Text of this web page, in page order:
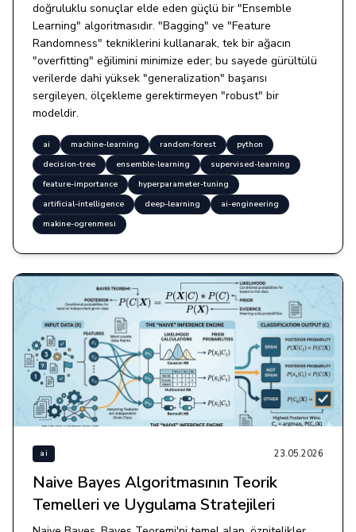
doğruluklu sonuçlar elde eden güçlü bir "Ensemble
Learning" algoritmasıdır. "Bagging" ve "Feature
Randomness" tekniklerini kullanarak, tek bir ağacın
"overfitting" eğilimini minimize eder; bu sayede gürültülü
verilerde dahi yüksek "generalization" başarısı
sergileyen, ölçekleme gerektirmeyen "robust" bir
modeldir.
ai machine-learning random-forest
python
decision-tree
ensemble-learning
supervised-learning
feature-importance
hyperparameter-tuning
artificial-intelligence
deep-learning
ai-engineering
makine-ogrenmesi
ai 23.05.2026
Naive Bayes Algoritmasının Teorik
Temelleri ve Uygulama Stratejileri